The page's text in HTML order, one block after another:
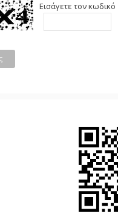
Εισάγετε τον κωδικό